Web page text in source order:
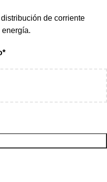
de corriente